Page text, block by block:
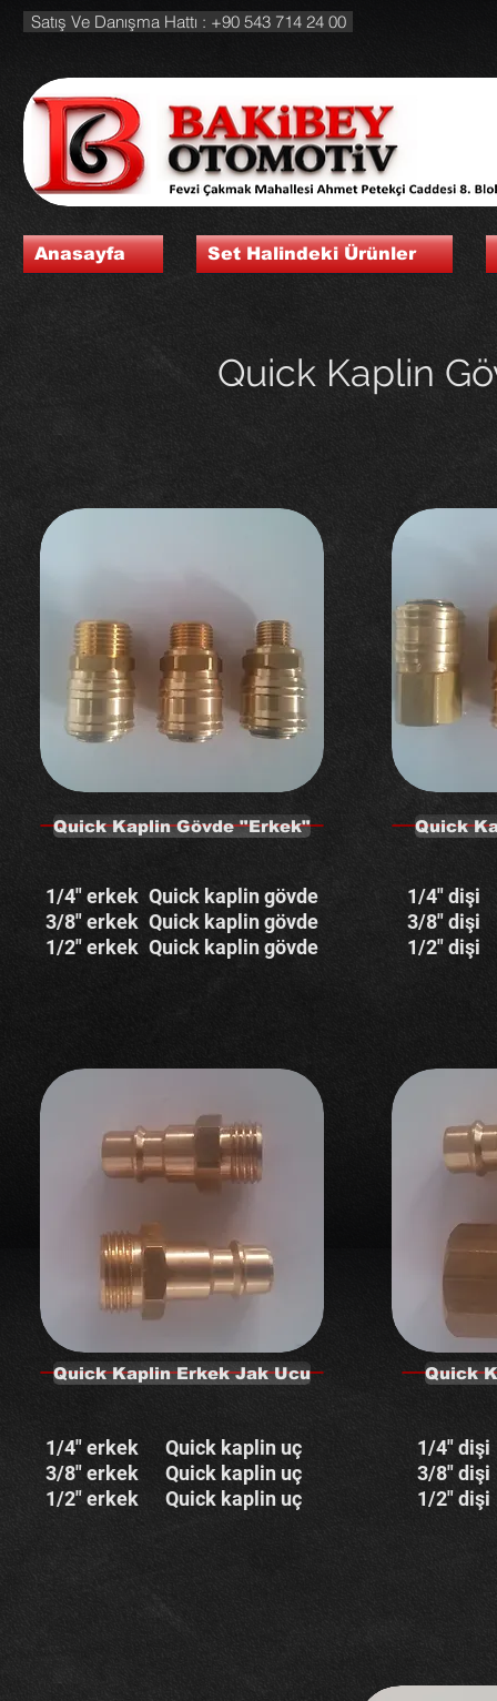
Satış Ve Danışma Hattı : +90 543 714 24 00
Anasayfa Set Halindeki Ürünler
Quick Kaplin
Quick Kaplin Gövde "Erkek"
1/4" erkek
3/8" erkek
1/2" erkek
Quick kaplin gövde
Quick kaplin gövde
Quick kaplin gövde
Quick
1/4" dişi
3/8" dişi
1/2" dişi
Quick Kaplin Erkek Jak Ucu
1/4" erkek
3/8" erkek
1/2" erkek
Quick kaplin uç
Quick kaplin uç
Quick kaplin uç
Quick
1/4" dişi
3/8" dişi
1/2" dişi